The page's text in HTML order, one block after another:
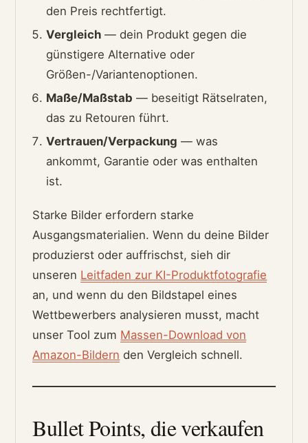
den Preis rechtfertigt.
Vergleich — dein Produkt gegen die
günstigere Alternative oder
Größen-/Variantenoptionen.
Maße/Maßstab — beseitigt Rätselraten,
das zu Retouren führt.
Vertrauen/Verpackung — was
ankommt, Garantie oder was enthalten
ist.
Starke Bilder erfordern starke
Ausgangsmaterialien. Wenn du deine Bilder
produzierst oder auffrischst, sieh dir
unseren Leitfaden zur KI-Produktfotografie
an, und wenn du den Bildstapel eines
Wettbewerbers analysieren musst, macht
unser Tool zum Massen-Download von
Amazon-Bildern den Vergleich schnell.
Bullet Points, die verkaufen